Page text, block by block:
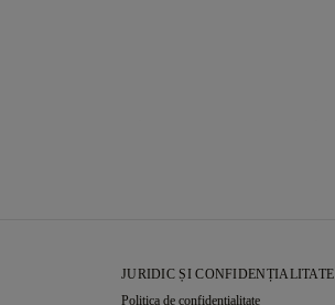
JURIDIC ȘI CONFIDENȚIALITATE
Politica de confidențialitate